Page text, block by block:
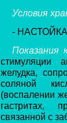
Условия
- НАСТОЙКА
Показания
стимуляции
желудка,
соляной
(воспалении
гастритах,
связанной с